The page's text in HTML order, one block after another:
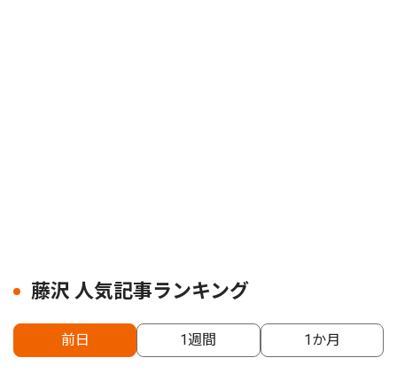
藤沢 人気記事ランキング
前日 1週間 1か月